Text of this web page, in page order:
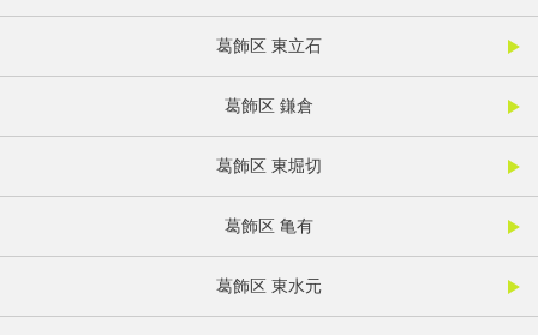
葛飾区 東立石
葛飾区 鎌倉
葛飾区 東堀切
葛飾区 亀有
葛飾区 東水元